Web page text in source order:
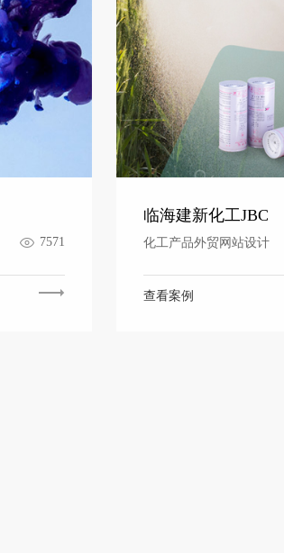
7571
临海建新化工JBC
化工产品外贸网站设计
查看案例